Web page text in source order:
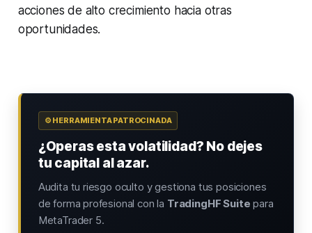
acciones de alto crecimiento hacia otras
oportunidades.
⚙️ HERRAMIENTA PATROCINADA
¿Operas esta volatilidad? No dejes
tu capital al azar.
Audita tu riesgo oculto y gestiona tus posiciones
de forma profesional con la TradingHF Suite para
MetaTrader 5.